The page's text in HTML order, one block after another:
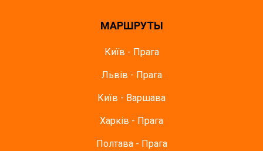
МАРШРУТЫ
Київ - Прага
Львів - Прага
Київ - Варшава
Харків - Прага
Полтава - Прага